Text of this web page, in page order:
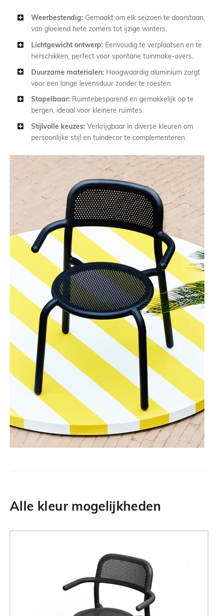
Weerbestendig: Gemaakt om elk seizoen te doorstaan,
van gloeiend hete zomers tot ijzige winters.
Lichtgewicht ontwerp: Eenvoudig te verplaatsen en te
herschikken, perfect voor spontane tuinmake-overs.
Duurzame materialen: Hoogwaardig aluminium zorgt
voor een lange levensduur zonder te roesten.
Stapelbaar: Ruimtebesparend en gemakkelijk op te
bergen, ideaal voor kleinere ruimtes.
Stijlvolle keuzes: Verkrijgbaar in diverse kleuren om
persoonlijke stijl en tuindecor te complementeren.
Alle kleur mogelijkheden